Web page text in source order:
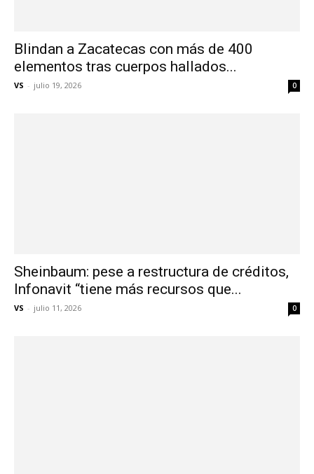
Blindan a Zacatecas con más de 400
elementos tras cuerpos hallados...
VS - julio 19, 2026 0
Sheinbaum: pese a restructura de créditos,
Infonavit “tiene más recursos que...
VS - julio 11, 2026 0